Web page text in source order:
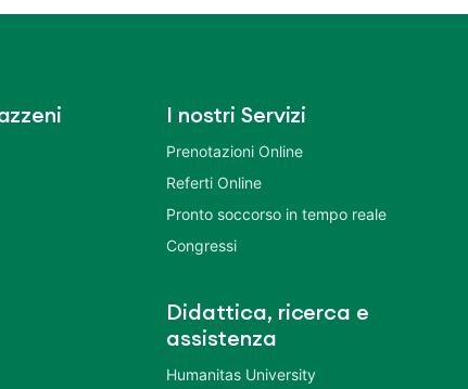
I nostri Servizi
Prenotazioni Online
Referti Online
Pronto soccorso in tempo reale
Congressi
Didattica, ricerca e
assistenza
Humanitas University